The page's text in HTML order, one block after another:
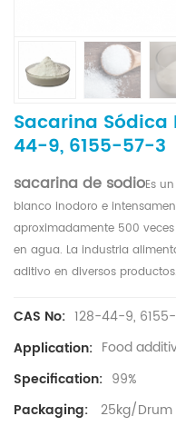
Sacarina Sódica
44-9, 6155-57-3
sacarina de sodioEs
blanco inodoro e
aproximadamente 500
en agua. La industria
aditivo en diversos productos.
CAS No: 128-44-9,
Application: Food
Specification: 99%
Packaging:
25kg/Drum